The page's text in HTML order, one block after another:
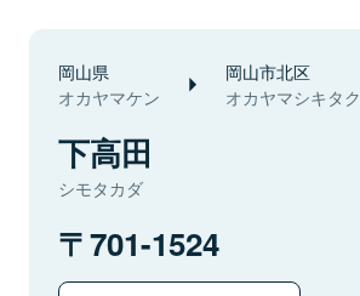
岡山県
オカヤマケン
岡山市北区
オカヤマシキタク
下高田
シモタカダ
701-1524